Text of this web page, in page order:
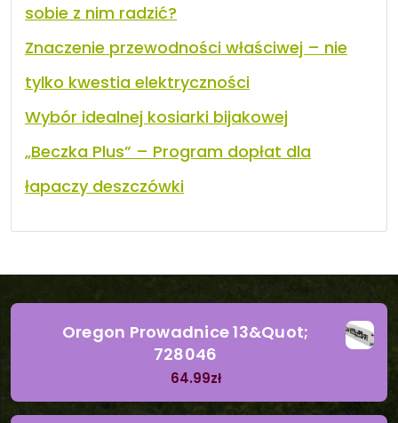
sobie z nim radzić?
Znaczenie przewodności właściwej – nie
tylko kwestia elektryczności
Wybór idealnej kosiarki bijakowej
„Beczka Plus” – Program dopłat dla
łapaczy deszczówki
Oregon Prowadnice 13&Quot;
728046
64.99zł